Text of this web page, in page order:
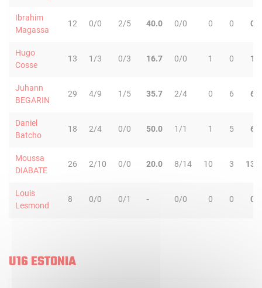
Ibrahim
Magassa
12 0/0 2/5 40.0 0/0 0 0 0
Hugo
Cosse
13 1/3 0/3 16.7 0/0 1 0 1
Juhann
BEGARIN
29 4/9 1/5 35.7 2/4 0 6 6
Daniel
Batcho
18 2/4 0/0 50.0 1/1 1 5 6
Moussa
DIABATE
26 2/10 0/0 20.0 8/14 10 3 13
Louis
Lesmond
8 0/0 0/1 - 0/0 0 0 0
U16 ESTONIA